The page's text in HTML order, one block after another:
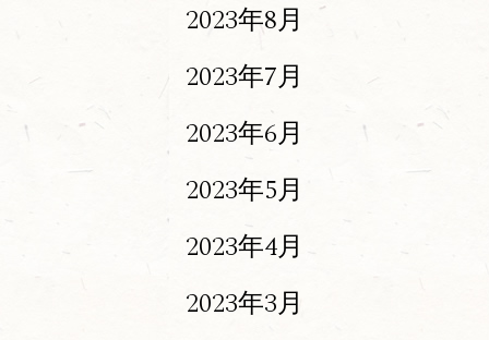
2023年8月
2023年7月
2023年6月
2023年5月
2023年4月
2023年3月